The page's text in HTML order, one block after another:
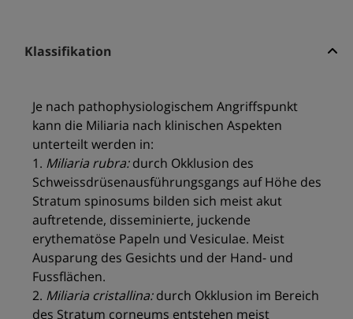
Klassifikation
Je nach pathophysiologischem Angriffspunkt
kann die Miliaria nach klinischen Aspekten
unterteilt werden in:
1. Miliaria rubra:durch Okklusion des
Schweissdrüsenausführungsgangs auf Höhe des
Stratum spinosums bilden sich meist akut
auftretende, disseminierte, juckende
erythematöse Papeln und Vesiculae. Meist
Ausparung des Gesichts und der Hand- und
Fussflächen.
2. Miliaria cristallina:durch Okklusion im Bereich
des Stratum corneums entstehen meist